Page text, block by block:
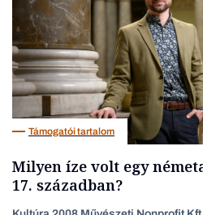
Támogatói tartalom
Milyen íze volt egy
17. században?